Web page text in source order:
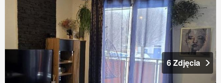
6 Zdjęcia